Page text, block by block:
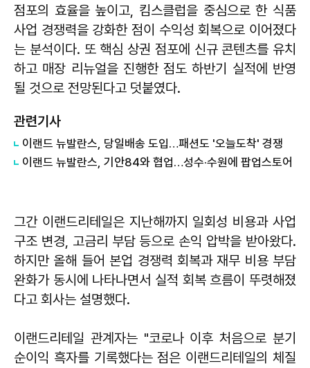
점포의 효율을 높이고, 킴스클럽을 중심으로 한 식품
사업 경쟁력을 강화한 점이 수익성 회복으로 이어졌다
는 분석이다. 또 핵심 상권 점포에 신규 콘텐츠를 유치
하고 매장 리뉴얼을 진행한 점도 하반기 실적에 반영
될 것으로 전망된다고 덧붙였다.
관련기사
이랜드 뉴발란스, 당일배송 도입…패션도 '오늘도착' 경쟁
이랜드 뉴발란스, 기안84와 협업…성수·수원에 팝업스토어
그간 이랜드리테일은 지난해까지 일회성 비용과 사업
구조 변경, 고금리 부담 등으로 손익 압박을 받아왔다.
하지만 올해 들어 본업 경쟁력 회복과 재무 비용 부담
완화가 동시에 나타나면서 실적 회복 흐름이 뚜렷해졌
다고 회사는 설명했다.
이랜드리테일 관계자는 "코로나 이후 처음으로 분기
순이익 흑자를 기록했다는 점은 이랜드리테일의 체질